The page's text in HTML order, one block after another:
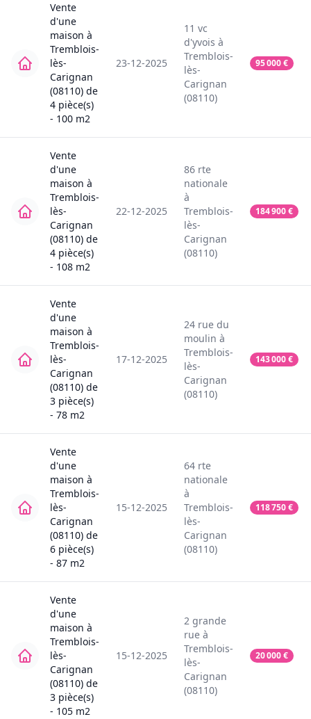
Vente
d'une
maison à
Tremblois-
lès-
Carignan
(08110) de
4 pièce(s)
- 100 m2
23-12-2025
11 vc
d'yvois à
Tremblois-
lès-
Carignan
(08110)
95 000€
Vente
d'une
maison à
Tremblois-
lès-
Carignan
(08110) de
4 pièce(s)
- 108 m2
22-12-2025
86 rte
nationale
à
Tremblois-
lès-
Carignan
(08110)
184 900€
Vente
d'une
maison à
Tremblois-
lès-
Carignan
(08110) de
3 pièce(s)
- 78 m2
17-12-2025
24 rue du
moulin à
Tremblois-
lès-
Carignan
(08110)
143 000€
Vente
d'une
maison à
Tremblois-
lès-
Carignan
(08110) de
6 pièce(s)
- 87 m2
15-12-2025
64 rte
nationale
à
Tremblois-
lès-
Carignan
(08110)
118 750€
Vente
d'une
maison à
Tremblois-
lès-
Carignan
(08110) de
3 pièce(s)
- 105 m2
15-12-2025
2 grande
rue à
Tremblois-
lès-
Carignan
(08110)
20 000€